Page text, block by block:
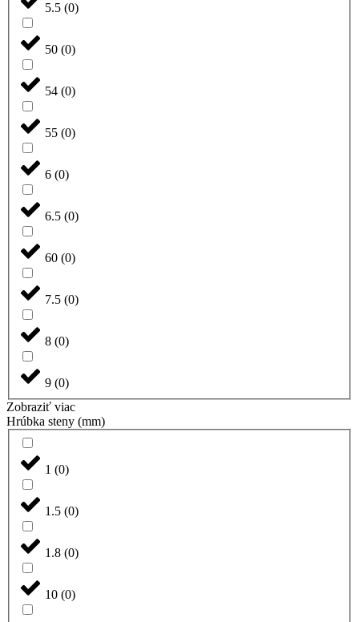
5.5 (0)
50 (0)
54 (0)
55 (0)
6 (0)
6.5 (0)
60 (0)
7.5 (0)
8 (0)
9 (0)
Zobraziť viac
Hrúbka steny (mm)
1 (0)
1.5 (0)
1.8 (0)
10 (0)